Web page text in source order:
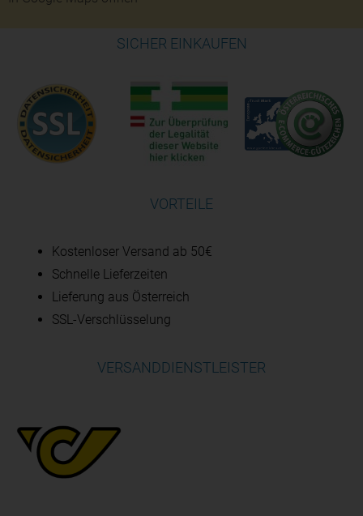
SICHER EINKAUFEN
VORTEILE
Kostenloser Versand ab 50€
Schnelle Lieferzeiten
Lieferung aus Österreich
SSL-Verschlüsselung
VERSANDDIENSTLEISTER